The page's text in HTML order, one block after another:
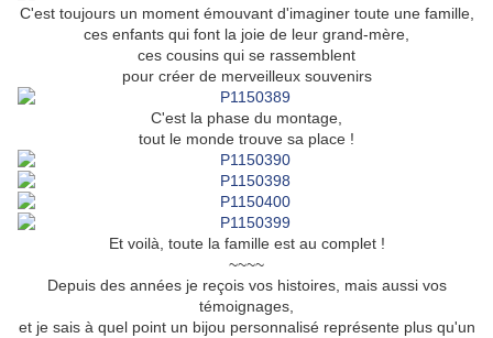
C'est toujours un moment émouvant d'imaginer toute une famille,
ces enfants qui font la joie de leur grand-mère,
ces cousins qui se rassemblent
pour créer de merveilleux souvenirs
C'est la phase du montage,
tout le monde trouve sa place !
Et voilà, toute la famille est au complet !
~~~~
Depuis des années je reçois vos histoires, mais aussi vos
témoignages,
et je sais à quel point un bijou personnalisé représente plus qu'un